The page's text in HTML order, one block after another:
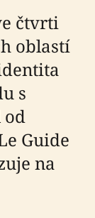
čtvrti
oblastí
s
od
Guide
na